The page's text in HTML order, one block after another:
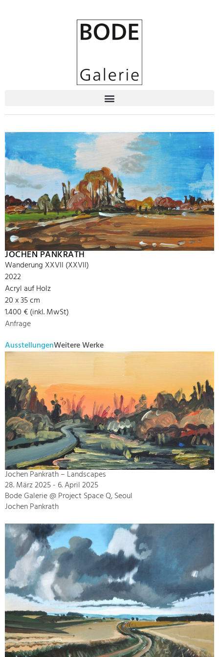
JOCHEN PANKRATH
Wanderung XXVII (XXVII)
2022
Acryl auf Holz
20 x 35 cm
1.400 € (inkl. MwSt)
Anfrage
AusstellungenWeitere Werke
Jochen Pankrath – Landscapes
28. März 2025 - 6. April 2025
Bode Galerie @ Project Space Q, Seoul
Jochen Pankrath